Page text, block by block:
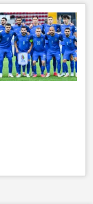
заседание Совета руководителей органов безопасности и специальных служб стран СНГ